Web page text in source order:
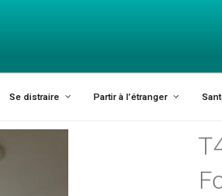
Se distraire Partir à l’étranger